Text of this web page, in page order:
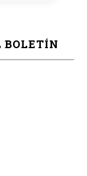
BOLETÍN